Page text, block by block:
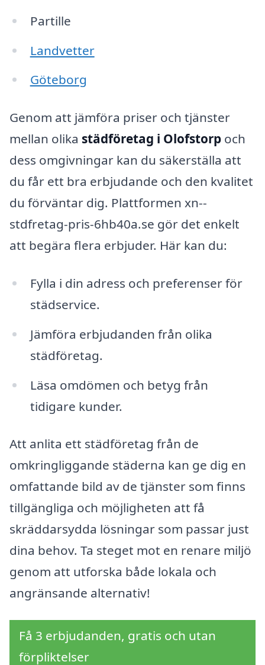
Partille
Landvetter
Göteborg
Genom att jämföra priser och tjänster
mellan olika städföretag i Olofstorp och
dess omgivningar kan du säkerställa att
du får ett bra erbjudande och den kvalitet
du förväntar dig. Plattformen xn--
stdfretag-pris-6hb40a.se gör det enkelt
att begära flera erbjuder. Här kan du:
Fylla i din adress och preferenser för
städservice.
Jämföra erbjudanden från olika
städföretag.
Läsa omdömen och betyg från
tidigare kunder.
Att anlita ett städföretag från de
omkringliggande städerna kan ge dig en
omfattande bild av de tjänster som finns
tillgängliga och möjligheten att få
skräddarsydda lösningar som passar just
dina behov. Ta steget mot en renare miljö
genom att utforska både lokala och
angränsande alternativ!
Få 3 erbjudanden, gratis och utan
förpliktelser